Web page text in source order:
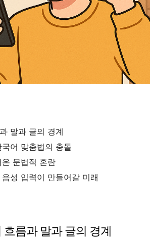
말과 글의 경계
어 맞춤법의 충돌
문법적 혼란
성 입력이 만들어갈 미래
름과 말과 글의 경계